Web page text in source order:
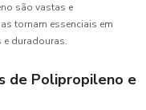
são vastas e
tornam essenciais em
duradouras.
de Polipropileno e